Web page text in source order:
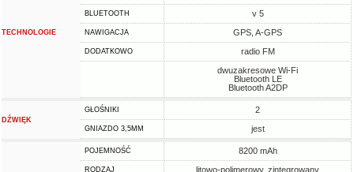
TECHNOLOGIE
BLUETOOTH v 5
NAWIGACJA GPS, A-GPS
DODATKOWO
radio FM
dwuzakresowe Wi-Fi
Bluetooth LE
Bluetooth A2DP
DŹWIĘK
GŁOŚNIKI 2
GNIAZDO 3,5MM jest
POJEMNOŚĆ 8200 mAh
RODZAJ litowo-polimerowy, zintegrowany